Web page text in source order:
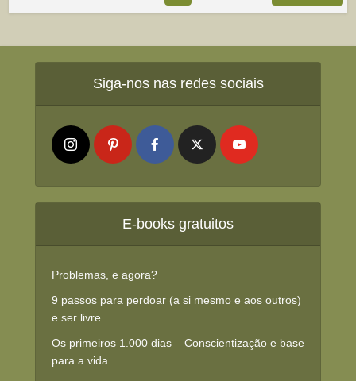
Siga-nos nas redes sociais
E-books gratuitos
Problemas, e agora?
9 passos para perdoar (a si mesmo e aos outros)
e ser livre
Os primeiros 1.000 dias – Conscientização e base
para a vida